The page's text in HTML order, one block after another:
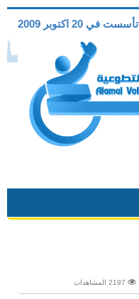
تأسست في 20 اكتوبر 2009